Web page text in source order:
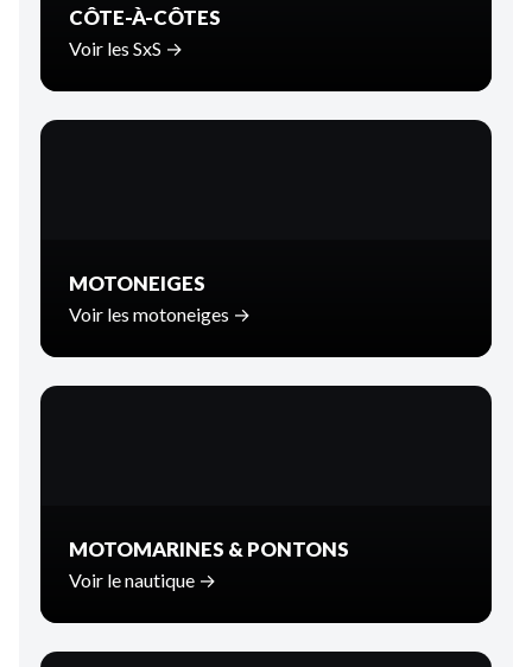
CÔTE-À-CÔTES
Voir les SxS →
MOTONEIGES
Voir les motoneiges →
MOTOMARINES & PONTONS
Voir le nautique →